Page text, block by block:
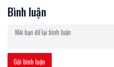
Bình luận
Gửi bình luận